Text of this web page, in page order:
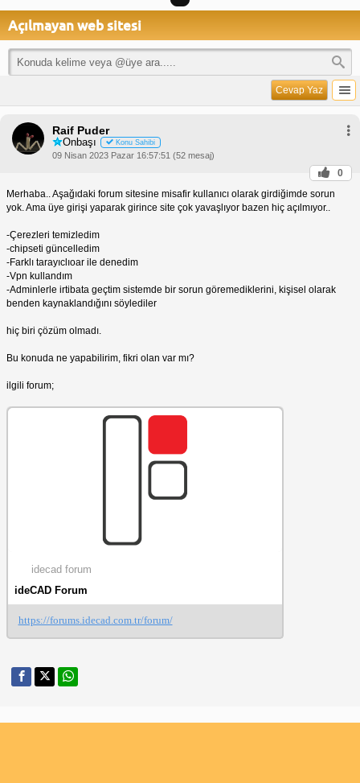
Açılmayan web sitesi
Cevap Yaz
Raif Puder
Onbaşı Konu Sahibi
09 Nisan 2023 Pazar 16:57:51 (52 mesaj)
0
Merhaba.. Aşağıdaki forum sitesine misafir kullanıcı olarak girdiğimde sorun
yok. Ama üye girişi yaparak girince site çok yavaşlıyor bazen hiç açılmıyor..
-Çerezleri temizledim
-chipseti güncelledim
-Farklı tarayıclıoar ile denedim
-Vpn kullandım
-Adminlerle irtibata geçtim sistemde bir sorun göremediklerini, kişisel olarak
benden kaynaklandığını söylediler
hiç biri çözüm olmadı.
Bu konuda ne yapabilirim, fikri olan var mı?
ilgili forum;
idecad forum
ideCAD Forum
https://forums.idecad.com.tr/forum/